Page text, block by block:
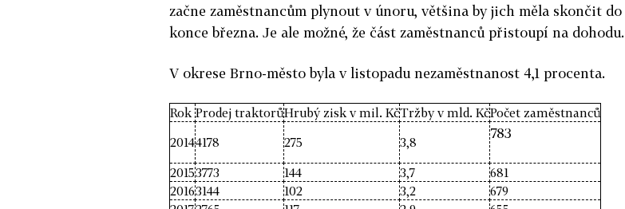
začne zaměstnancům plynout v únoru, většina by jich měla skončit do
konce března. Je ale možné, že část zaměstnanců přistoupí na dohodu.
V okrese Brno-město byla v listopadu nezaměstnanost 4,1 procenta.
Rok Prodej traktorůHrubý zisk v mil. KčTržby v mld. KčPočet zaměstnanců
20144178 275 3,8
783
20153773 144 3,7
681
20163144 102 3,2
679